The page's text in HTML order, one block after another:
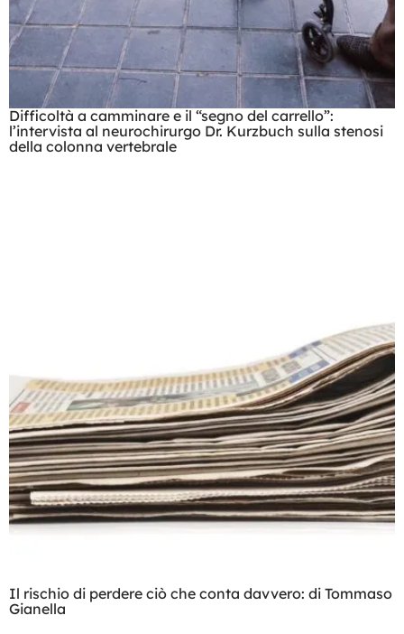
Difficoltà a camminare e il “segno del carrello”:
l’intervista al neurochirurgo Dr. Kurzbuch sulla stenosi
della colonna vertebrale
Il rischio di perdere ciò che conta davvero: di Tommaso
Gianella